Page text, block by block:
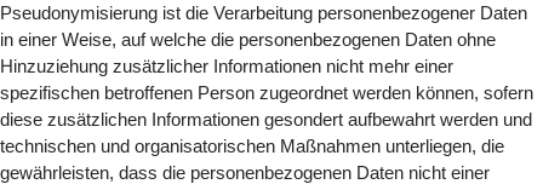
Pseudonymisierung ist die Verarbeitung personenbezogener Daten
in einer Weise, auf welche die personenbezogenen Daten ohne
Hinzuziehung zusätzlicher Informationen nicht mehr einer
spezifischen betroffenen Person zugeordnet werden können, sofern
diese zusätzlichen Informationen gesondert aufbewahrt werden und
technischen und organisatorischen Maßnahmen unterliegen, die
gewährleisten, dass die personenbezogenen Daten nicht einer